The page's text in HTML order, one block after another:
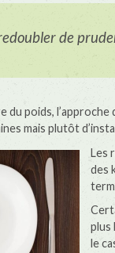
de
du poids,
mais plutôt
Les
des
plus
le